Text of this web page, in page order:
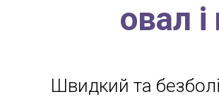
овал
Швидкий та